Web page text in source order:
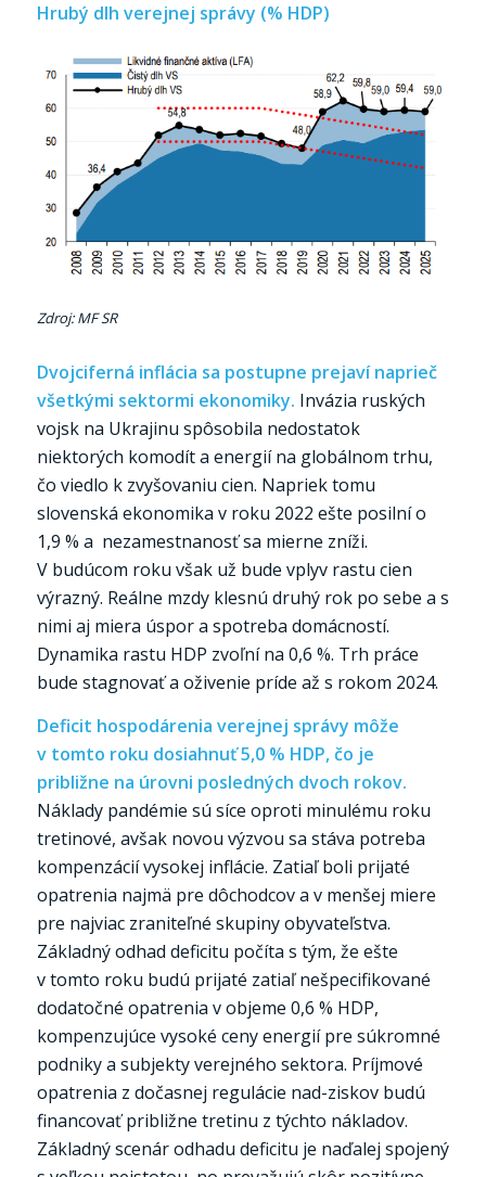
Hrubý dlh verejnej správy (% HDP)
Zdroj: MF SR
Dvojciferná inflácia sa postupne prejaví naprieč
všetkými sektormi ekonomiky. Invázia ruských
vojsk na Ukrajinu spôsobila nedostatok
niektorých komodít a energií na globálnom trhu,
čo viedlo k zvyšovaniu cien. Napriek tomu
slovenská ekonomika v roku 2022 ešte posilní o
1,9 % a nezamestnanosť sa mierne zníži.
V budúcom roku však už bude vplyv rastu cien
výrazný. Reálne mzdy klesnú druhý rok po sebe a s
nimi aj miera úspor a spotreba domácností.
Dynamika rastu HDP zvoľní na 0,6 %. Trh práce
bude stagnovať a oživenie príde až s rokom 2024.
Deficit hospodárenia verejnej správy môže
v tomto roku dosiahnuť 5,0 % HDP, čo je
približne na úrovni posledných dvoch rokov.
Náklady pandémie sú síce oproti minulému roku
tretinové, avšak novou výzvou sa stáva potreba
kompenzácií vysokej inflácie. Zatiaľ boli prijaté
opatrenia najmä pre dôchodcov a v menšej miere
pre najviac zraniteľné skupiny obyvateľstva.
Základný odhad deficitu počíta s tým, že ešte
v tomto roku budú prijaté zatiaľ nešpecifikované
dodatočné opatrenia v objeme 0,6 % HDP,
kompenzujúce vysoké ceny energií pre súkromné
podniky a subjekty verejného sektora. Príjmové
opatrenia z dočasnej regulácie nad-ziskov budú
financovať približne tretinu z týchto nákladov.
Základný scenár odhadu deficitu je naďalej spojený